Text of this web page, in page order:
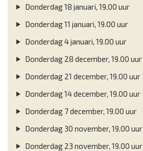
Donderdag 18 januari, 19.00 uur
Donderdag 11 januari, 19.00 uur
Donderdag 4 januari, 19.00 uur
Donderdag 28 december, 19.00 uur
Donderdag 21 december, 19.00 uur
Donderdag 14 december, 19.00 uur
Donderdag 7 december, 19.00 uur
Donderdag 30 november, 19.00 uur
Donderdag 23 november, 19.00 uur